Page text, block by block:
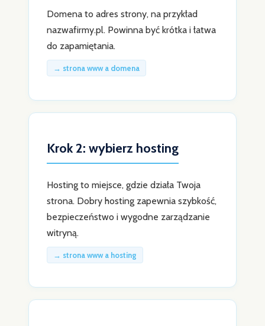
Domena to adres strony, na przykład
nazwafirmy.pl. Powinna być krótka i łatwa
do zapamiętania.
→ strona www a domena
Krok 2: wybierz hosting
Hosting to miejsce, gdzie działa Twoja
strona. Dobry hosting zapewnia szybkość,
bezpieczeństwo i wygodne zarządzanie
witryną.
→ strona www a hosting